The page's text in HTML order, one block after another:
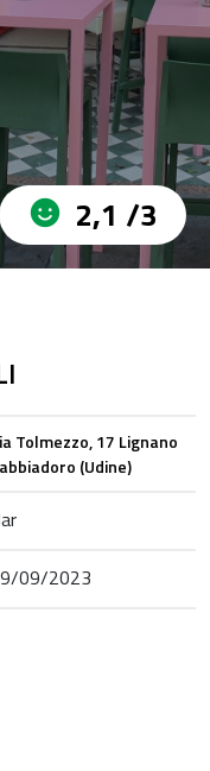
2,1 /3
Tolmezzo, 17 Lignano
(Udine)
09/2023